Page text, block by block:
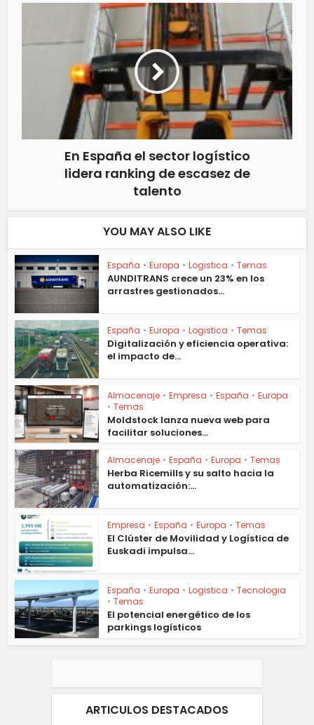
En España el sector logístico
lidera ranking de escasez de
talento
YOU MAY ALSO LIKE
España • Europa • Logistica • Temas
AUNDITRANS crece un 23% en los
arrastres gestionados...
España • Europa • Logistica • Temas
Digitalización y eficiencia operativa:
el impacto de...
Almacenaje • Empresa • España • Europa
• Temas
Moldstock lanza nueva web para
facilitar soluciones...
Almacenaje • España • Europa • Temas
Herba Ricemills y su salto hacia la
automatización:...
Empresa • España • Europa • Temas
El Clúster de Movilidad y Logística de
Euskadi impulsa...
España • Europa • Logistica • Tecnologia
• Temas
El potencial energético de los
parkings logísticos
ARTICULOS DESTACADOS